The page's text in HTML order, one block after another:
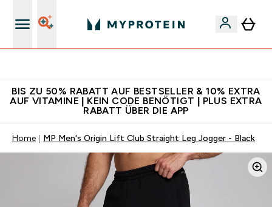
BIS ZU 50% RABATT AUF BESTSELLER & 10% EXTRA
AUF VITAMINE | KEIN CODE BENÖTIGT | PLUS EXTRA
RABATT ÜBER DIE APP
Home MP Men's Origin Lift Club Straight Leg Jogger - Black